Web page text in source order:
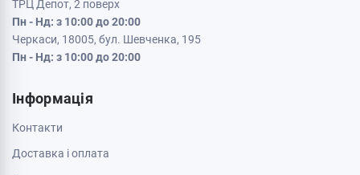
Кременчук, 39600, вул. Соборна 9/16
Пн - Нд: з 10:00 до 20:00
Кривий Ріг, 50000, проспект Металургів 33
Кропивницький, 25006, вул. Велика Перспективна 48
Полтава, 36000, вул. Небесної Сотні 2